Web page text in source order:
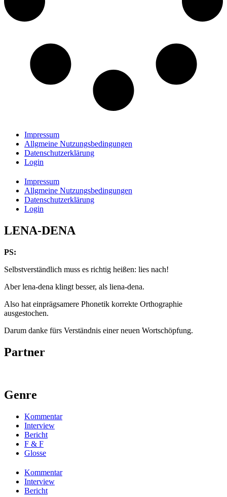
Impressum
Allgmeine Nutzungsbedingungen
Datenschutzerklärung
Login
Impressum
Allgmeine Nutzungsbedingungen
Datenschutzerklärung
Login
LENA-DENA
PS:
Selbstverständlich muss es richtig heißen: lies nach!
Aber lena-dena klingt besser, als liena-dena.
Also hat einprägsamere Phonetik korrekte Orthographie
ausgestochen.
Darum danke fürs Verständnis einer neuen Wortschöpfung.
Partner
Genre
Kommentar
Interview
Bericht
F & F
Glosse
Kommentar
Interview
Bericht